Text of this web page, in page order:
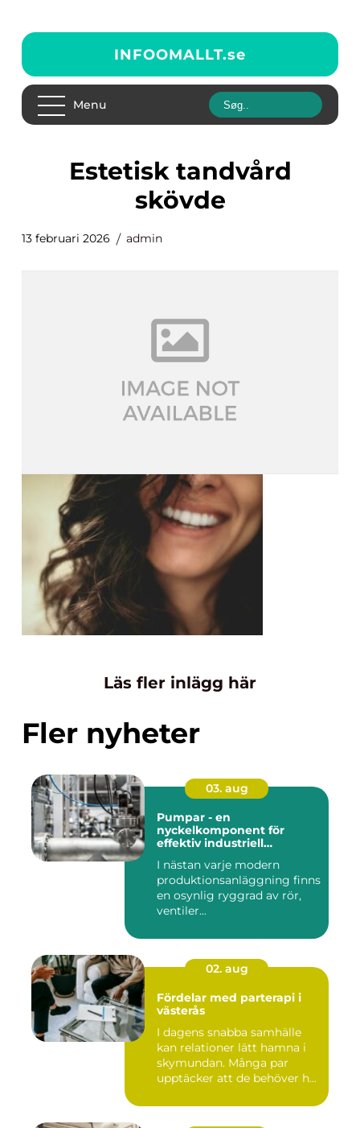
INFOOMALLT.se
Menu
estetisk tandvård
skövde
13 februari 2026 admin
Läs fler inlägg här
Fler nyheter
03. aug
Pumpar - en
nyckelkomponent för
effektiv industriell
I nästan varje modern
produktionsanläggning finns
en osynlig ryggrad av rör,
ventiler...
02. aug
Fördelar med parterapi i
västerås
I dagens snabba samhälle
kan relationer lätt hamna i
skymundan. Många par
upptäcker att de behöver h...